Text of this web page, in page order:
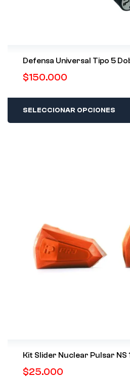
Defensa Universal Tipo 5
$150.000
SELECCIONAR OPCIONES
Kit Slider Nuclear Pulsar NS
$25.000